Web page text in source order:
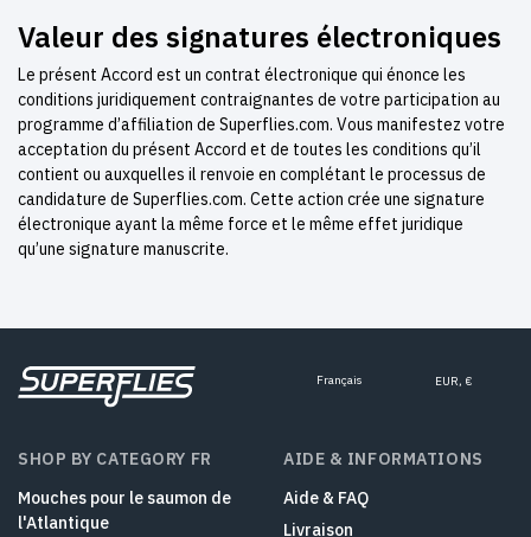
Valeur des signatures électroniques
Le présent Accord est un contrat électronique qui énonce les
conditions juridiquement contraignantes de votre participation au
programme d’affiliation de Superflies.com. Vous manifestez votre
acceptation du présent Accord et de toutes les conditions qu’il
contient ou auxquelles il renvoie en complétant le processus de
candidature de Superflies.com. Cette action crée une signature
électronique ayant la même force et le même effet juridique
qu’une signature manuscrite.
Français EUR, €
SHOP BY CATEGORY FR
Mouches pour le saumon de
l'Atlantique
AIDE & INFORMATIONS
Aide & FAQ
Livraison